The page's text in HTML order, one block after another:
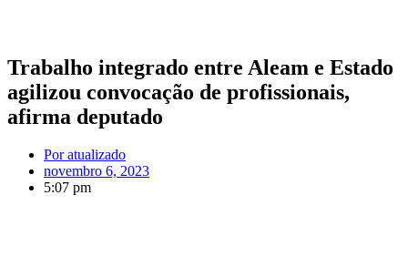
Trabalho integrado entre Aleam e Estado
agilizou convocação de profissionais,
afirma deputado
Poratualizado
novembro 6, 2023
5:07 pm